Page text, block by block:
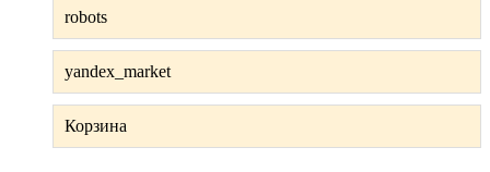
robots
yandex_market
Корзина